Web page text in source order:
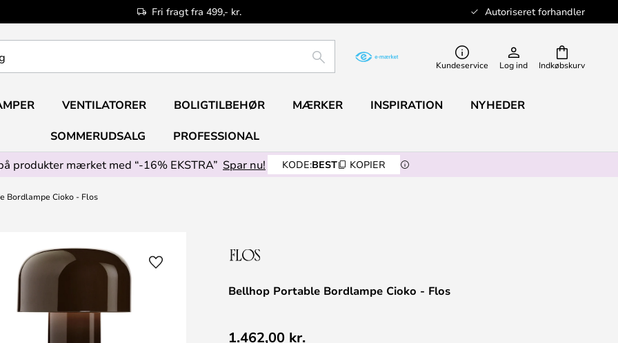
Fri fragt fra 499,- kr. Autoriseret forhandler
Indkøbskurv
SØG Kundeservice Log ind
VENTILATORER BOLIGTILBEHØR MÆRKER INSPIRATION NYHEDER
SOMMERUDSALG
PROFESSIONAL
produkter mærket med “-16% EKSTRA” Spar nu! KODE:BEST KOPIER
Bordlampe Cioko - Flos
Bellhop Portable Bordlampe Cioko - Flos
1.462,00 kr.